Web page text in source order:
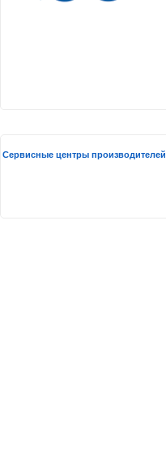
Сервисные центры производителей